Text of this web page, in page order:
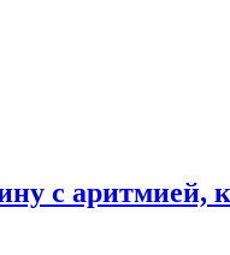
с аритмией,